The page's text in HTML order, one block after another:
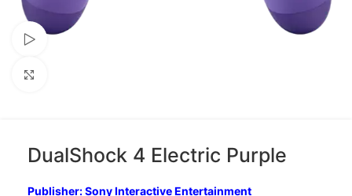
DualShock 4 Electric Purple
Publisher: Sony Interactive Entertainment